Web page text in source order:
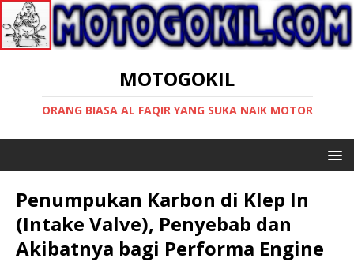
MOTOGOKIL
ORANG BIASA AL FAQIR YANG SUKA NAIK MOTOR
Penumpukan Karbon di Klep In
(Intake Valve), Penyebab dan
Akibatnya bagi Performa Engine